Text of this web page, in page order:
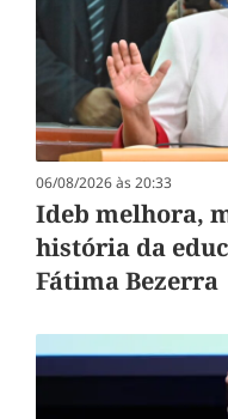
06/08/2026 às 20:33
Ideb melhora,
história da
Fátima Bezerra